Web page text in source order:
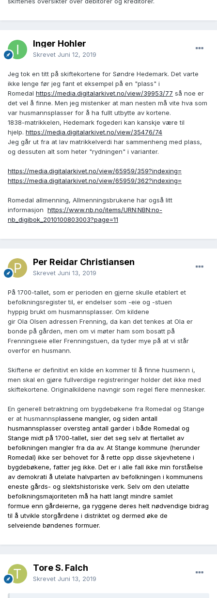
Inger Hohler
Skrevet Juni 12, 2019
Jeg tok en titt på skiftekortene for Søndre Hedemark. Det varte
ikke lenge før jeg fant et eksempel på en "plass" i
Romedal https://media.digitalarkivet.no/view/39953/77 så noe er
det vel å finne. Men jeg mistenker at man nesten må vite hva som
var husmannsplasser for å ha fullt utbytte av kortene.
1838-matrikkelen, Hedemark fogederi kan kanskje være til
hjelp. https://media.digitalarkivet.no/view/35476/74
Jeg går ut fra at lav matrikkelverdi har sammenheng med plass,
og dessuten alt som heter "rydningen" i varianter.
https://media.digitalarkivet.no/view/65959/359?indexing=
https://media.digitalarkivet.no/view/65959/362?indexing=
Romedal allmenning, Allmenningsbrukene har også litt
informasjon https://www.nb.no/items/URN:NBN:no-
nb_digibok_2010100803003?page=11
Per Reidar Christiansen
Skrevet Juni 13, 2019
På 1700-tallet, som er perioden en gjerne skulle etablert et
befolkningsregister til, er endelser som -eie og -stuen
hyppig brukt om husmannsplasser. Om kildene
gir Ola Olsen adressen Frenning, da kan det tenkes at Ola er
bonde på gården, men om vi møter ham som bosatt på
Frenningseie eller Frenningstuen, da tyder mye på at vi står
overfor en husmann.
Skiftene er definitivt en kilde en kommer til å finne husmenn i,
men skal en gjøre fullverdige registreringer holder det ikke med
skiftekortene. Originalkildene navngir som regel flere mennesker.
En generell betraktning om bygdebøkene fra Romedal og Stange
er at husmannsplassene mangler, og siden antall
husmannsplasser oversteg antall garder i både Romedal og
Stange midt på 1700-tallet, sier det seg selv at flertallet av
befolkningen mangler fra da av. At Stange kommune (herunder
Romedal) ikke ser behovet for å rette opp disse skjevhetene i
bygdebøkene, fatter jeg ikke. Det er i alle fall ikke min forståelse
av demokrati å utelate halvparten av befolkningen i kommunens
eneste gårds- og slektshistoriske verk. Selv om den utelatte
befolkningsmajoriteten må ha hatt langt mindre samlet
formue enn gårdeierne, ga ryggene deres helt nødvendige bidrag
til å utvikle storgårdene i distriktet og dermed øke de
selveiende bøndenes formuer.
Tore S. Falch
Skrevet Juni 13, 2019